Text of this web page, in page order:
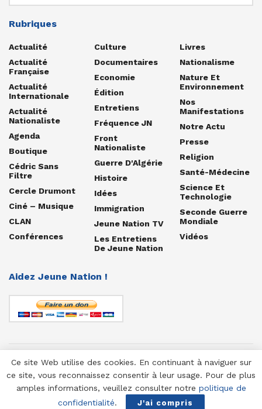
Rubriques
Actualité
Actualité
Française
Actualité
Internationale
Actualité
Nationaliste
Agenda
Boutique
Cédric Sans
Filtre
Cercle Drumont
Ciné – Musique
CLAN
Conférences
Culture
Documentaires
Economie
Édition
Entretiens
Fréquence JN
Front
Nationaliste
Guerre D'Algérie
Histoire
Idées
Immigration
Jeune Nation TV
Les Entretiens
De Jeune Nation
Livres
Nationalisme
Nature Et
Environnement
Nos
Manifestations
Notre Actu
Presse
Religion
Santé-Médecine
Science Et
Technologie
Seconde Guerre
Mondiale
Vidéos
Aidez Jeune Nation !
© 1958-2025 Jeune Nation
Ce site Web utilise des cookies. En continuant à naviguer sur
ce site, vous reconnaissez consentir à leur usage. Pour de plus
amples informations, veuillez consulter notre politique de
confidentialité. J'ai compris